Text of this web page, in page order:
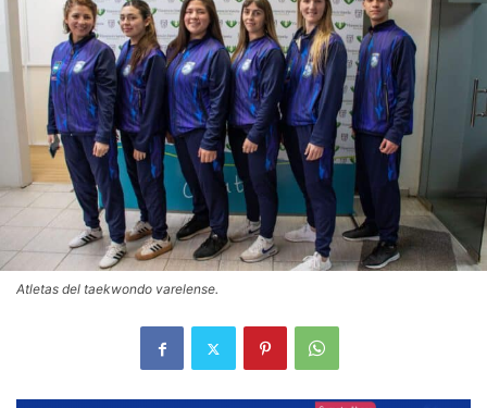
Atletas del taekwondo varelense.